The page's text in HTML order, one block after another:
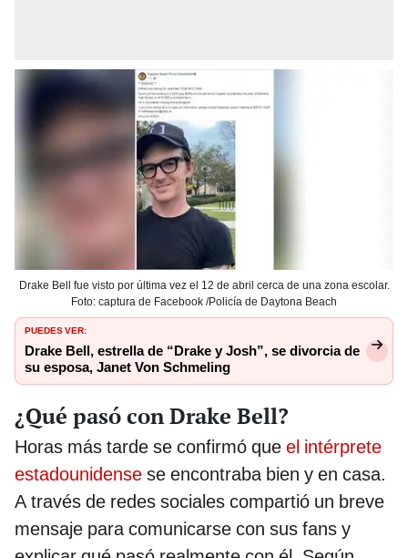
Drake Bell fue visto por última vez el 12 de abril cerca de una zona escolar.
Foto: captura de Facebook /Policía de Daytona Beach
PUEDES VER:
Drake Bell, estrella de “Drake y Josh”, se divorcia de
su esposa, Janet Von Schmeling
¿Qué pasó con Drake Bell?
Horas más tarde se confirmó que el intérprete
estadounidense se encontraba bien y en casa.
A través de redes sociales compartió un breve
mensaje para comunicarse con sus fans y